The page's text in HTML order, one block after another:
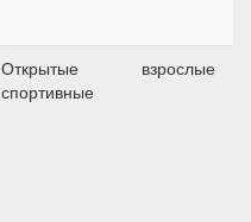
Открытые
спортивные
взрослые